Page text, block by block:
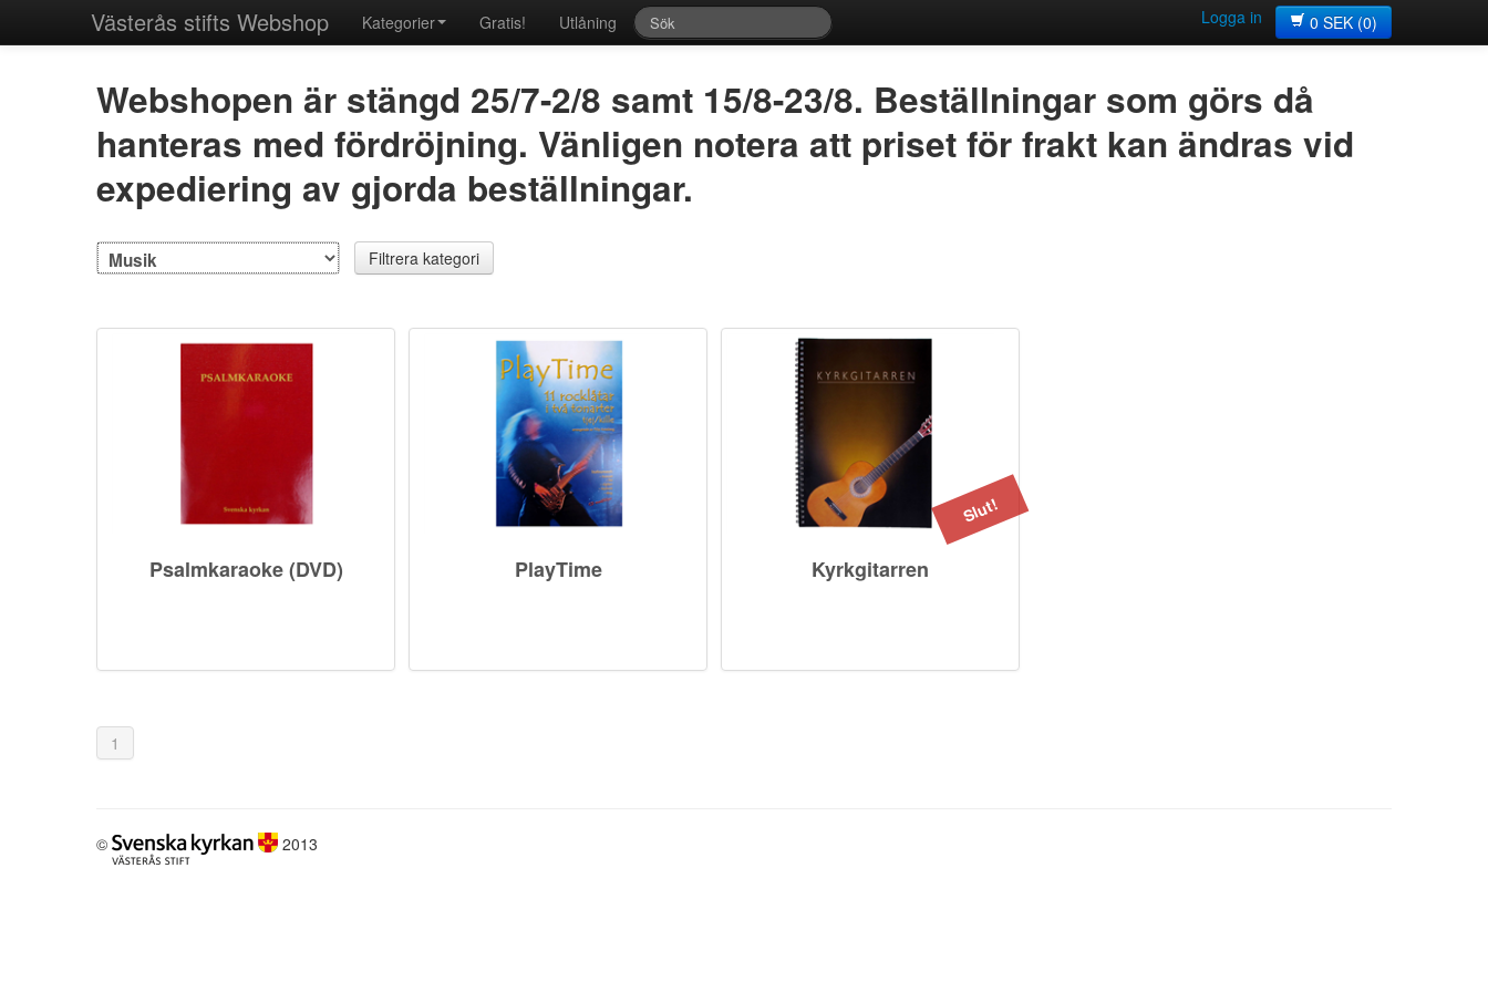
Västerås stifts Webshop Kategorier Gratis! Utlåning Logga in 0SEK(0)
Webshopen är stängd 25/7-2/8 samt 15/8-23/8. Beställningar som görs då
hanteras med fördröjning. Vänligen notera att priset för frakt kan ändras vid
expediering av gjorda beställningar.
Psalmkaraoke (DVD) PlayTime Kyrkgitarren
1
© 2013